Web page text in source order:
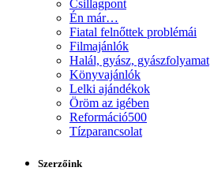
Csillagpont
Én már…
Fiatal felnőttek problémái
Filmajánlók
Halál, gyász, gyászfolyamat
Könyvajánlók
Lelki ajándékok
Öröm az igében
Reformáció500
Tízparancsolat
Szerzőink